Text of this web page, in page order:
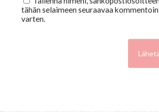
tähän selaimeen seuraavaa
varten.